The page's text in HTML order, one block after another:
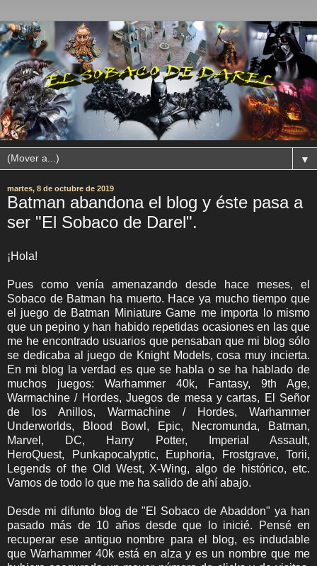
▼
martes, 8 de octubre de 2019
Batman abandona el blog y éste pasa a
ser "El Sobaco de Darel".
¡Hola!
Pues como venía amenazando desde hace meses, el
Sobaco de Batman ha muerto. Hace ya mucho tiempo que
el juego de Batman Miniature Game me importa lo mismo
que un pepino y han habido repetidas ocasiones en las que
me he encontrado usuarios que pensaban que mi blog sólo
se dedicaba al juego de Knight Models, cosa muy incierta.
En mi blog la verdad es que se habla o se ha hablado de
muchos juegos: Warhammer 40k, Fantasy, 9th Age,
Warmachine / Hordes, Juegos de mesa y cartas, El Señor
de los Anillos, Warmachine / Hordes, Warhammer
Underworlds, Blood Bowl, Epic, Necromunda, Batman,
Marvel, DC, Harry Potter, Imperial Assault,
HeroQuest, Punkapocalyptic, Euphoria, Frostgrave, Torii,
Legends of the Old West, X-Wing, algo de histórico, etc.
Vamos de todo lo que me ha salido de ahí abajo.
Desde mi difunto blog de "El Sobaco de Abaddon" ya han
pasado más de 10 años desde que lo inicié. Pensé en
recuperar ese antiguo nombre para el blog, es indudable
que Warhammer 40k está en alza y es un nombre que me